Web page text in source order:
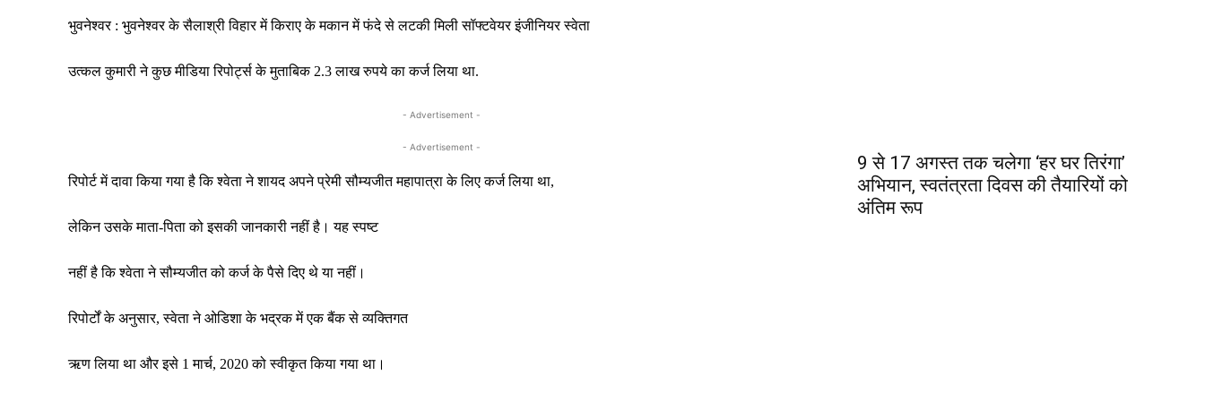
भुवनेश्वर : भुवनेश्वर के सैलाश्री विहार में किराए के मकान में फंदे से लटकी मिली सॉफ्टवेयर इंजीनियर स्वेता
उत्कल कुमारी ने कुछ मीडिया रिपोर्ट्स के मुताबिक 2.3 लाख रुपये का कर्ज लिया था.
- Advertisement -
- Advertisement -
रिपोर्ट में दावा किया गया है कि श्वेता ने शायद अपने प्रेमी सौम्यजीत महापात्रा के लिए कर्ज लिया था,
लेकिन उसके माता-पिता को इसकी जानकारी नहीं है। यह स्पष्ट
नहीं है कि श्वेता ने सौम्यजीत को कर्ज के पैसे दिए थे या नहीं।
रिपोर्टों के अनुसार, स्वेता ने ओडिशा के भद्रक में एक बैंक से व्यक्तिगत
ऋण लिया था और इसे 1 मार्च, 2020 को स्वीकृत किया गया था।
9 से 17 अगस्त तक चलेगा ‘हर घर तिरंगा’
अभियान, स्वतंत्रता दिवस की तैयारियों को
अंतिम रूप